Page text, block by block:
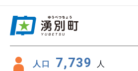
人口 7,739 人